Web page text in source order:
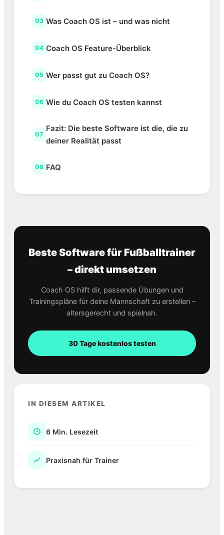
03 Was Coach OS ist – und was nicht
04 Coach OS Feature-Überblick
05 Wer passt gut zu Coach OS?
06 Wie du Coach OS testen kannst
07
Fazit: Die beste Software ist die, die zu
deiner Realität passt
08 FAQ
Beste Software für Fußballtrainer
– direkt umsetzen
Coach OS hilft dir, passende Übungen und
Trainingspläne für deine Mannschaft zu erstellen –
altersgerecht und spielnah.
30 Tage kostenlos testen
IN DIESEM ARTIKEL
6 Min. Lesezeit
Praxisnah für Trainer